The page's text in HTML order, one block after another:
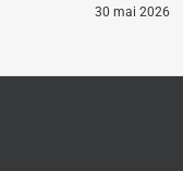
30 mai 2026